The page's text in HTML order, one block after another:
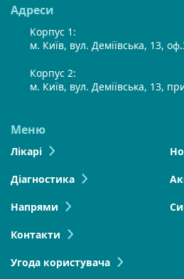
Адреси
Корпус 1:
м. Київ, вул. Деміївська, 13,
Корпус 2:
м. Київ, вул. Деміївська, 13,
Меню
Лікарі
Діагностика
Напрями
Контакти
Угода користувача